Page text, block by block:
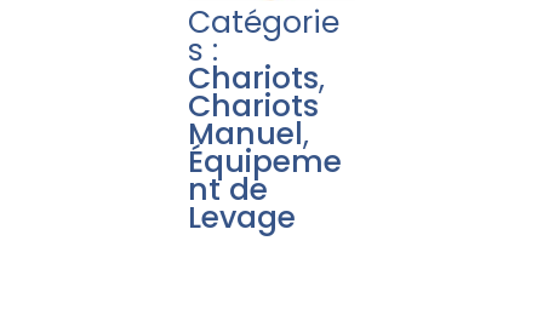
Catégorie
s :
Chariots,
Chariots
Manuel,
Équipeme
nt de
Levage